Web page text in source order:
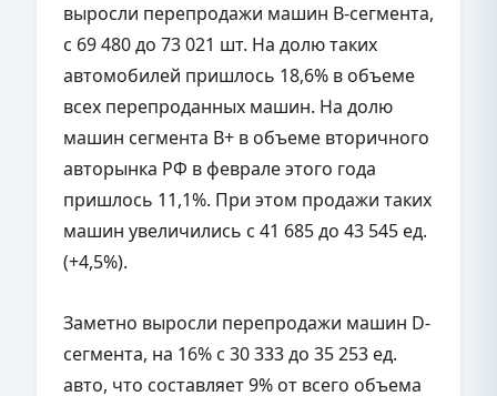
выросли перепродажи машин В-сегмента,
с 69 480 до 73 021 шт. На долю таких
автомобилей пришлось 18,6% в объеме
всех перепроданных машин. На долю
машин сегмента В+ в объеме вторичного
авторынка РФ в феврале этого года
пришлось 11,1%. При этом продажи таких
машин увеличились с 41 685 до 43 545 ед.
(+4,5%).
Заметно выросли перепродажи машин D-
сегмента, на 16% с 30 333 до 35 253 ед.
авто, что составляет 9% от всего объема